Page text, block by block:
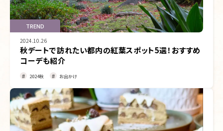
TREND
2024.10.26
秋デートで訪れたい都内の紅葉スポット5選！おすすめ
コーデも紹介
2024秋 お出かけ